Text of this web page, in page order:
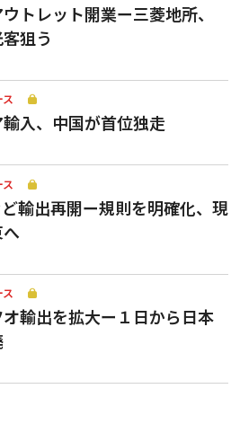
トレット開業ー三菱地所、
狙う
入、中国が首位独走
輸出再開ー規則を明確化、現
輸出を拡大ー１日から日本